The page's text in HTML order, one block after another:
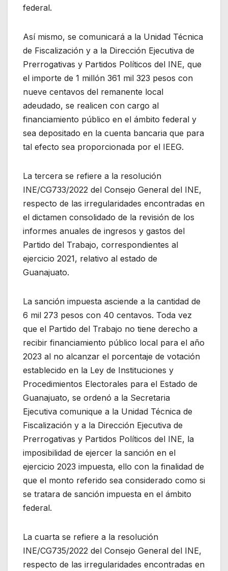
federal.
Así mismo, se comunicará a la Unidad Técnica
de Fiscalización y a la Dirección Ejecutiva de
Prerrogativas y Partidos Políticos del INE, que
el importe de 1 millón 361 mil 323 pesos con
nueve centavos del remanente local
adeudado, se realicen con cargo al
financiamiento público en el ámbito federal y
sea depositado en la cuenta bancaria que para
tal efecto sea proporcionada por el IEEG.
La tercera se refiere a la resolución
INE/CG733/2022 del Consejo General del INE,
respecto de las irregularidades encontradas en
el dictamen consolidado de la revisión de los
informes anuales de ingresos y gastos del
Partido del Trabajo, correspondientes al
ejercicio 2021, relativo al estado de
Guanajuato.
La sanción impuesta asciende a la cantidad de
6 mil 273 pesos con 40 centavos. Toda vez
que el Partido del Trabajo no tiene derecho a
recibir financiamiento público local para el año
2023 al no alcanzar el porcentaje de votación
establecido en la Ley de Instituciones y
Procedimientos Electorales para el Estado de
Guanajuato, se ordenó a la Secretaria
Ejecutiva comunique a la Unidad Técnica de
Fiscalización y a la Dirección Ejecutiva de
Prerrogativas y Partidos Políticos del INE, la
imposibilidad de ejercer la sanción en el
ejercicio 2023 impuesta, ello con la finalidad de
que el monto referido sea considerado como si
se tratara de sanción impuesta en el ámbito
federal.
La cuarta se refiere a la resolución
INE/CG735/2022 del Consejo General del INE,
respecto de las irregularidades encontradas en